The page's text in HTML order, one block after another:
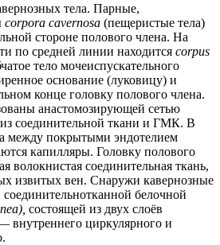
тела. Парные,
corpora cavernosa (пещеристые тела)
стороне полового члена. На
по средней линии находится corpus
тело мочеиспускательного
основание (луковицу) и
конце головку полового члена.
анастомозирующей сетью
из соединительной ткани и ГМК. В
между покрытыми эндотелием
капилляры. Головку полового
волокнистая соединительная ткань,
извитых вен. Снаружи кавернозные
белочной
состоящей из двух слоёв
внутреннего циркулярного и